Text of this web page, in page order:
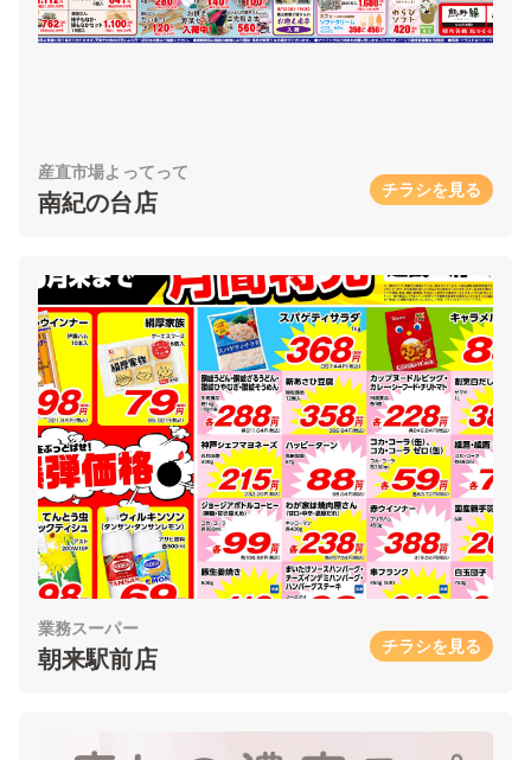
産直市場よってって
南紀の台店 チラシを見る
業務スーパー
朝来駅前店 チラシを見る